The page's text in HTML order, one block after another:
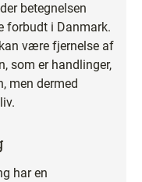
betegnelsen
forbudt i Danmark.
være fjernelse af
som er handlinger,
men dermed
har en